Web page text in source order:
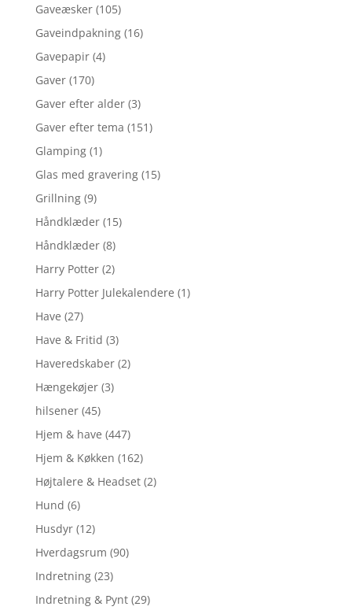
Gaveæsker (105)
Gaveindpakning (16)
Gavepapir (4)
Gaver (170)
Gaver efter alder (3)
Gaver efter tema (151)
Glamping (1)
Glas med gravering (15)
Grillning (9)
Håndklæder (15)
Håndklæder (8)
Harry Potter (2)
Harry Potter Julekalendere (1)
Have (27)
Have & Fritid (3)
Haveredskaber (2)
Hængekøjer (3)
hilsener (45)
Hjem & have (447)
Hjem & Køkken (162)
Højtalere & Headset (2)
Hund (6)
Husdyr (12)
Hverdagsrum (90)
Indretning (23)
Indretning & Pynt (29)